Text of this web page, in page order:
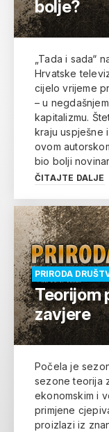
bolje?
„Tada i sada“
Hrvatske
cijelo vrijeme
– u
kapitalizmu.
kraju uspješne
ovom
bio bolji
ČITAJTE DALJE
PRIRODA
Teorijom
zavjere
Počela je
sezone teorija
ekonomskim i
primjene
proizlazi iz